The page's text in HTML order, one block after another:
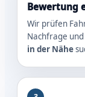
Bewertung
Wir prüfen
Nachfrage
in der Nähe